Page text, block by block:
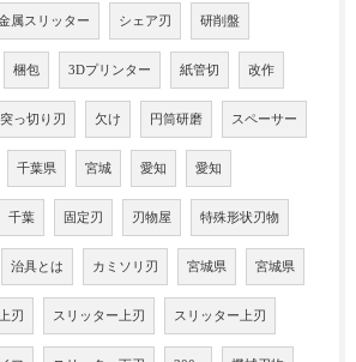
属スリッター シェア刃 研削盤
梱包 3Dプリンター 紙管切 改作
突っ切り刃 欠け 円筒研磨 スペーサー
千葉県 宮城 愛知 愛知
千葉 固定刃 刃物屋 特殊形状刃物
治具とは カミソリ刃 宮城県 宮城県
刃 スリッター上刃 スリッター上刃